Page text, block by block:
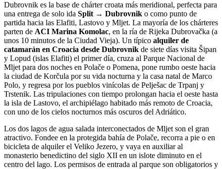
Dubrovnik es la base de chárter croata más meridional, perfecta para
una entrega de solo ida Split → Dubrovnik o como punto de
partida hacia las Elafiti, Lastovo y Mljet. La mayoría de los chárteres
parten de ACI Marina Komolac, en la ría de Rijeka Dubrovačka (a
unos 10 minutos de la Ciudad Vieja). Un típico alquiler de
catamarán en Croacia desde Dubrovnik de siete días visita Šipan
y Lopud (islas Elafiti) el primer día, cruza al Parque Nacional de
Mljet para dos noches en Polače o Pomena, pone rumbo oeste hacia
la ciudad de Korčula por su vida nocturna y la casa natal de Marco
Polo, y regresa por los pueblos vinícolas de Pelješac de Trpanj y
Trstenik. Las tripulaciones con tiempo prolongan hacia el oeste hasta
la isla de Lastovo, el archipiélago habitado más remoto de Croacia,
con uno de los cielos nocturnos más oscuros del Adriático.
Los dos lagos de agua salada interconectados de Mljet son el gran
atractivo. Fondee en la protegida bahía de Polače, recorra a pie o en
bicicleta de alquiler el Veliko Jezero, y vaya en auxiliar al
monasterio benedictino del siglo XII en un islote diminuto en el
centro del lago. Los permisos de entrada al parque son obligatorios y